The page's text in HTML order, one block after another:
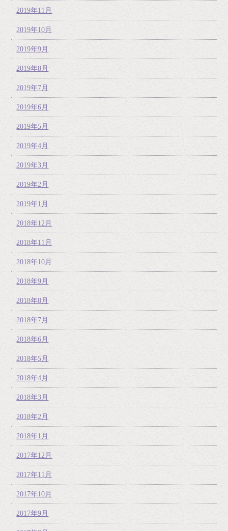
2019年11月
2019年10月
2019年9月
2019年8月
2019年7月
2019年6月
2019年5月
2019年4月
2019年3月
2019年2月
2019年1月
2018年12月
2018年11月
2018年10月
2018年9月
2018年8月
2018年7月
2018年6月
2018年5月
2018年4月
2018年3月
2018年2月
2018年1月
2017年12月
2017年11月
2017年10月
2017年9月